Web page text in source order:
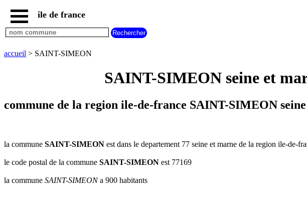
accueil
paris
communes
seine
marne
seine
denis
ile de france
accueil > SAINT-SIMEON
SAINT-SIMEON seine et
commune de la region ile-de-france SAINT-SIMEON
la commune SAINT-SIMEON est dans le departement 77 seine et marne de la region ile-de-
le code postal de la commune SAINT-SIMEON est 77169
la commune SAINT-SIMEONa 900 habitants